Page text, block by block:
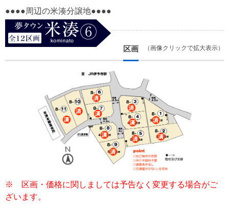
●●●●周辺の米湊分譲地●●●●
区画 （画像クリックで拡大表示）
※ 区画・価格に関しましては予告なく変更する場合がご
ざいます。